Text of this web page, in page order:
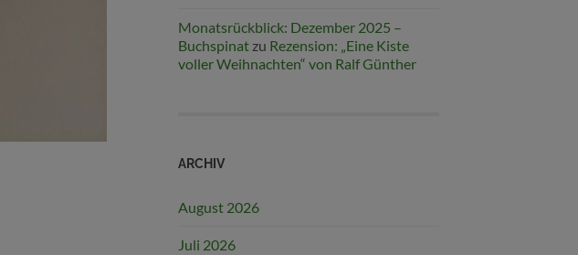
Monatsrückblick: Dezember 2025 –
Buchspinat zu Rezension: „Eine Kiste
voller Weihnachten“ von Ralf Günther
ARCHIV
August 2026
Juli 2026